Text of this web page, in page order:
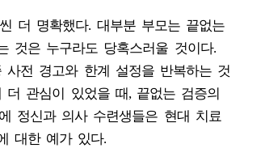
더 명확했다. 대부분 부모는 끝없는
것은 누구라도 당혹스러울 것이다.
전 경고와 한계 설정을 반복하는 것
관심이 있었을 때, 끝없는 검증의
정신과 의사 수련생들은 현대 치료
대한 예가 있다.